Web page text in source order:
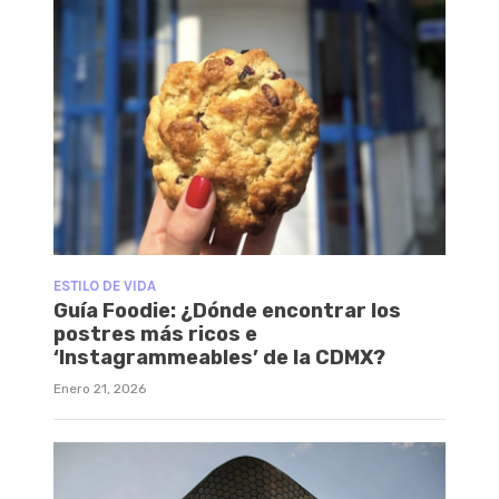
ESTILO DE VIDA
Guía Foodie: ¿Dónde encontrar los
postres más ricos e
‘Instagrammeables’ de la CDMX?
Enero 21, 2026